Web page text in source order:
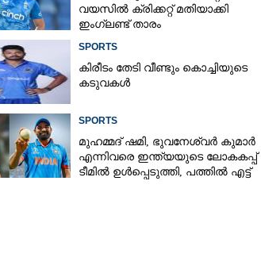
വയസിൽ ക്രിക്കറ്റ് മതിയാക്കി
ഇംഗ്ലണ്ട് താരം
SPORTS
കിരീ‌ടം തേടി വീണ്ടും കൊച്ചിയുടെ
കടുവകൾ
SPORTS
മുഹമ്മദ് ഷമി, ഭുവനേശ്വർ കുമാർ
എന്നിവരെ ഇന്ത്യയുടെ ലോകകപ്പ്
ടീമിൽ ഉൾപ്പെടുത്തി,​ പത്തിൽ എട്ട്